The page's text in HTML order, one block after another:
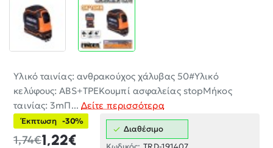
Υλικό ταινίας: ανθρακούχος χάλυβας 50#Υλικό
κελύφους: ABS+TPEΚουμπί ασφαλείας stopΜήκος
ταινίας: 3mΠ... Δείτε περισσότερα
Έκπτωση -30%
1,22€
1,74€
Διαθέσιμο